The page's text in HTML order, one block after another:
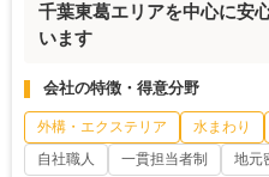
千葉東葛エリアを中心に安
います
会社の特徴・得意分野
外構・エクステリア 水まわり
自社職人
一貫担当者制 地元